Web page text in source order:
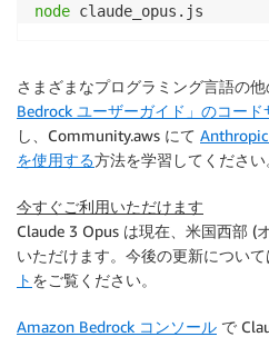
// Claude の応答をデコードし
const decodedResponseBody
const responseBody = JSON.
const text = responseBody.
node claude_opus.js
さまざまなプログラミング言語の他
Bedrock ユーザーガイド」のコー
し、Community.aws にて
を使用する方法を学習してください
今すぐご利用いただけます
Claude 3 Opus は現在、米国西部 (
いただけます。今後の更新について
ト をご覧ください。
Amazon Bedrock コンソール で